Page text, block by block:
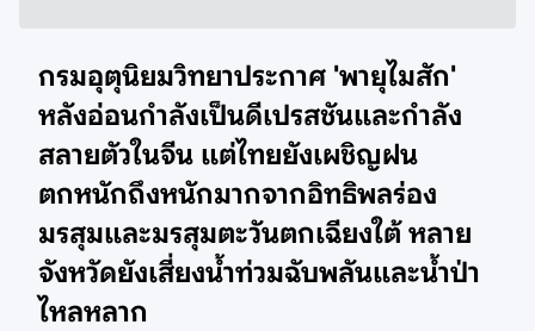
กรมอุตุนิยมวิทยาประกาศ 'พายุไมสัก'
หลังอ่อนกำลังเป็นดีเปรสชันและกำลัง
สลายตัวในจีน แต่ไทยยังเผชิญฝน
ตกหนักถึงหนักมากจากอิทธิพลร่อง
มรสุมและมรสุมตะวันตกเฉียงใต้ หลาย
จังหวัดยังเสี่ยงน้ำท่วมฉับพลันและน้ำป่า
ไหลหลาก